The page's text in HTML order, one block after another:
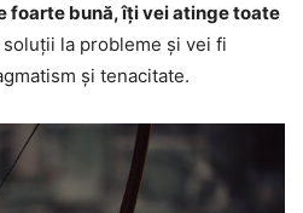
foarte bună, îți vei atinge toate
la probleme și vei fi
și tenacitate.